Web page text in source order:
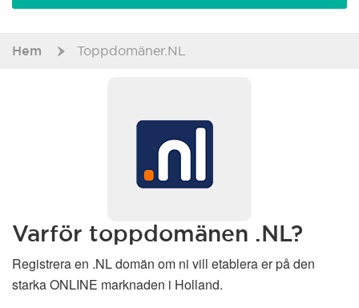
Hem Toppdomäner.NL
Varför toppdomänen .NL?
Registrera en .NL domän om ni vill etablera er på den
starka ONLINE marknaden i Holland.